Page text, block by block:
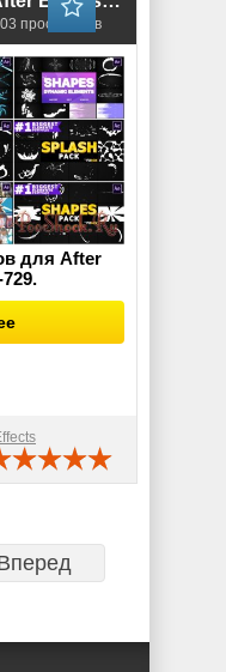
просмотров
для After